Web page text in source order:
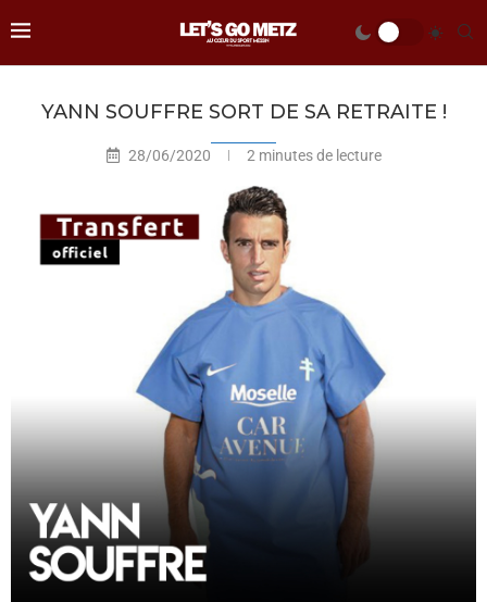
YANN SOUFFRE SORT DE SA RETRAITE !
28/06/2020 2 minutes de lecture